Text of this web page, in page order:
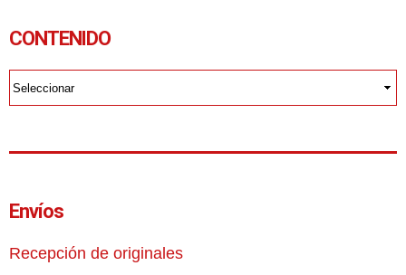
CONTENIDO
Envíos
Recepción de originales